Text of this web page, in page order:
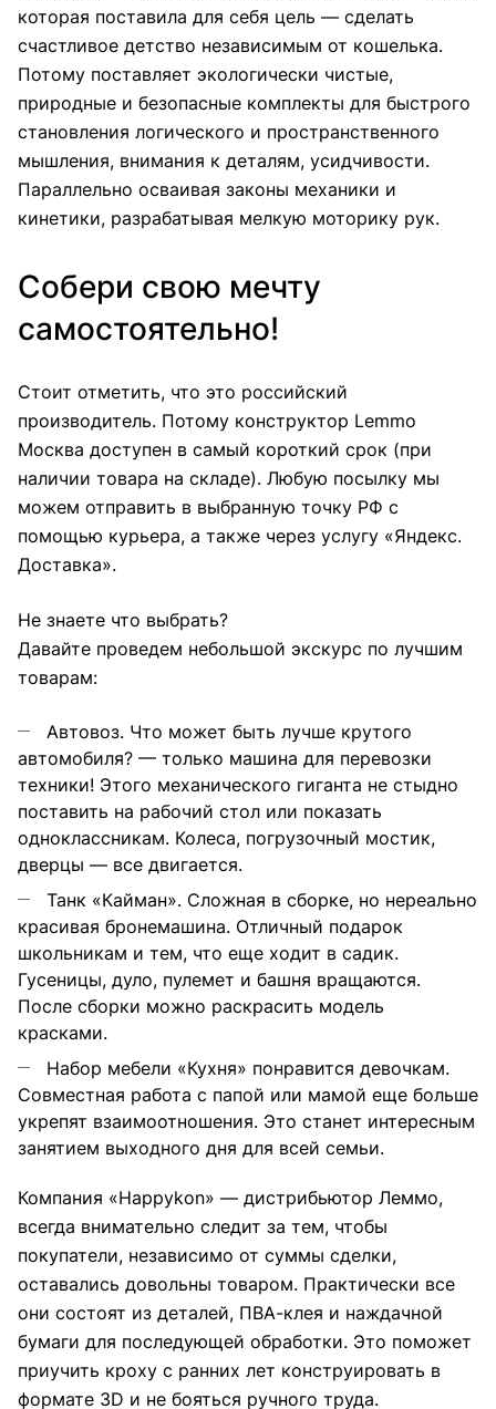
которая поставила для себя цель — сделать
счастливое детство независимым от кошелька.
Потому поставляет экологически чистые,
природные и безопасные комплекты для быстрого
становления логического и пространственного
мышления, внимания к деталям, усидчивости.
Параллельно осваивая законы механики и
кинетики, разрабатывая мелкую моторику рук.
Собери свою мечту
самостоятельно!
Стоит отметить, что это российский
производитель. Потому конструктор Lemmo
Москва доступен в самый короткий срок (при
наличии товара на складе). Любую посылку мы
можем отправить в выбранную точку РФ с
помощью курьера, а также через услугу «Яндекс.
Доставка».
Не знаете что выбрать?
Давайте проведем небольшой экскурс по лучшим
товарам:
Автовоз. Что может быть лучше крутого
автомобиля? — только машина для перевозки
техники! Этого механического гиганта не стыдно
поставить на рабочий стол или показать
одноклассникам. Колеса, погрузочный мостик,
дверцы — все двигается.
Танк «Кайман». Сложная в сборке, но нереально
красивая бронемашина. Отличный подарок
школьникам и тем, что еще ходит в садик.
Гусеницы, дуло, пулемет и башня вращаются.
После сборки можно раскрасить модель
красками.
Набор мебели «Кухня» понравится девочкам.
Совместная работа с папой или мамой еще больше
укрепят взаимоотношения. Это станет интересным
занятием выходного дня для всей семьи.
Компания «Happykon» — дистрибьютор Леммо,
всегда внимательно следит за тем, чтобы
покупатели, независимо от суммы сделки,
оставались довольны товаром. Практически все
они состоят из деталей, ПВА-клея и наждачной
бумаги для последующей обработки. Это поможет
приучить кроху с ранних лет конструировать в
формате 3D и не бояться ручного труда.